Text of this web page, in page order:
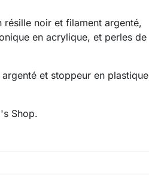
résille noir et filament argenté,
en acrylique, et perles de
et stoppeur en plastique
Shop.